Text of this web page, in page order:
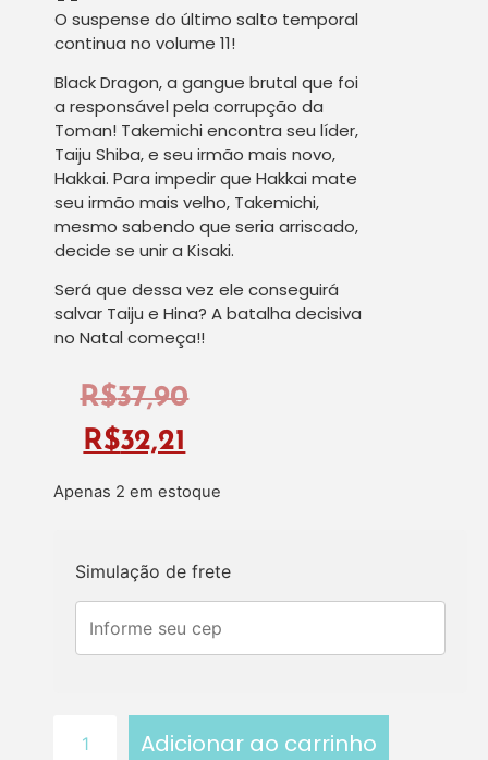
O suspense do último salto temporal
continua no volume 11!
Black Dragon, a gangue brutal que foi
a responsável pela corrupção da
Toman! Takemichi encontra seu líder,
Taiju Shiba, e seu irmão mais novo,
Hakkai. Para impedir que Hakkai mate
seu irmão mais velho, Takemichi,
mesmo sabendo que seria arriscado,
decide se unir a Kisaki.
Será que dessa vez ele conseguirá
salvar Taiju e Hina? A batalha decisiva
no Natal começa!!
R$37,90
R$32,21
Apenas 2 em estoque
Simulação de frete
Adicionar ao carrinho